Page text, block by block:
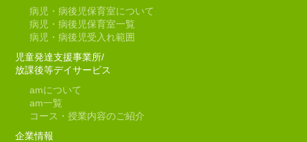
病児・病後児保育室について
病児・病後児保育室一覧
病児・病後児受入れ範囲
児童発達支援事業所/
放課後等デイサービス
amについて
am一覧
コース・授業内容のご紹介
企業情報